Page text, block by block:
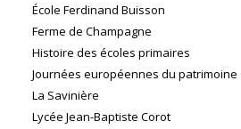
École Ferdinand Buisson
Ferme de Champagne
Histoire des écoles primaires
Journées européennes du patrimoine
La Savinière
Lycée Jean-Baptiste Corot